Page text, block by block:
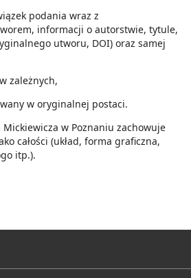
podania wraz z
informacji o autorstwie, tytule,
utworu, DOI) oraz samej
zależnych,
w oryginalnej postaci.
w Poznaniu zachowuje
całości (układ, forma graficzna,
itp.).